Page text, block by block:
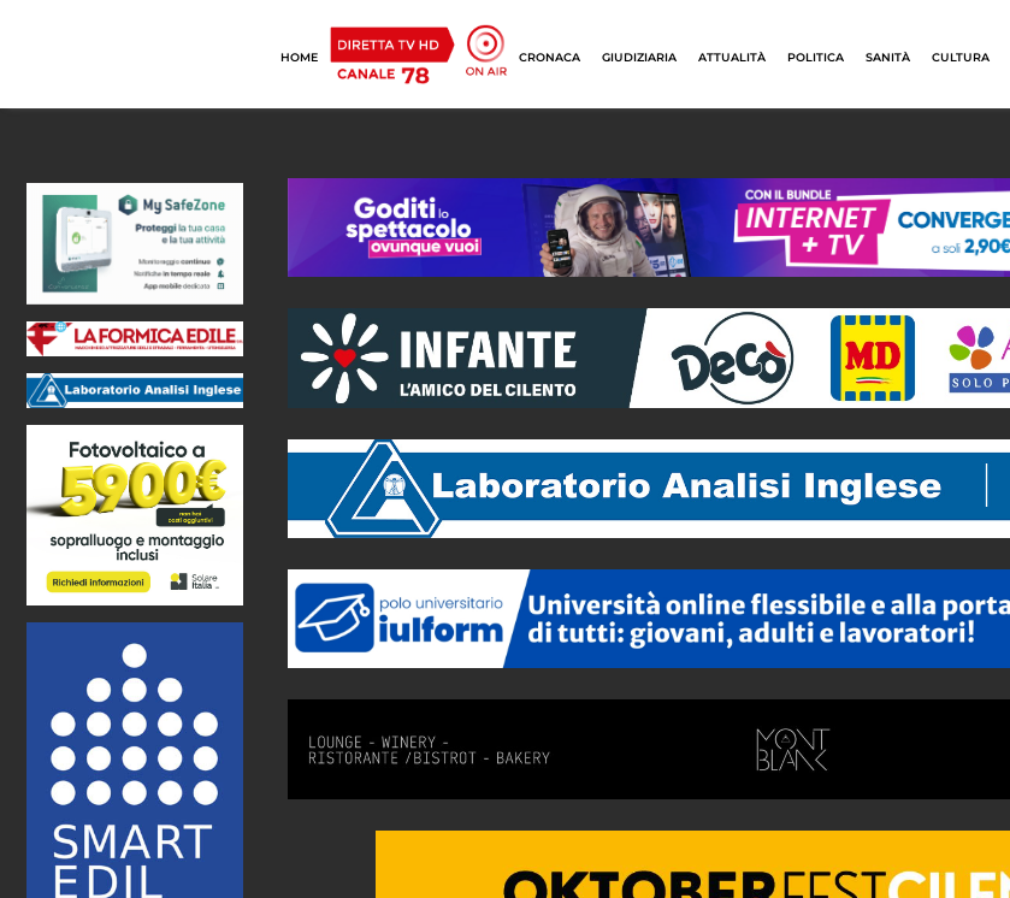
HOME CRONACA GIUDIZIARIA ATTUALITÀ POLITICA SANITÀ CULTURA